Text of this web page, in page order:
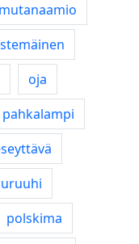
mutanaamio
oja
pahkalampi
polskima